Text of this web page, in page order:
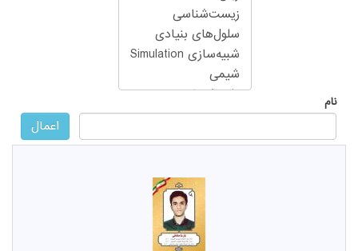
نام
اعمال